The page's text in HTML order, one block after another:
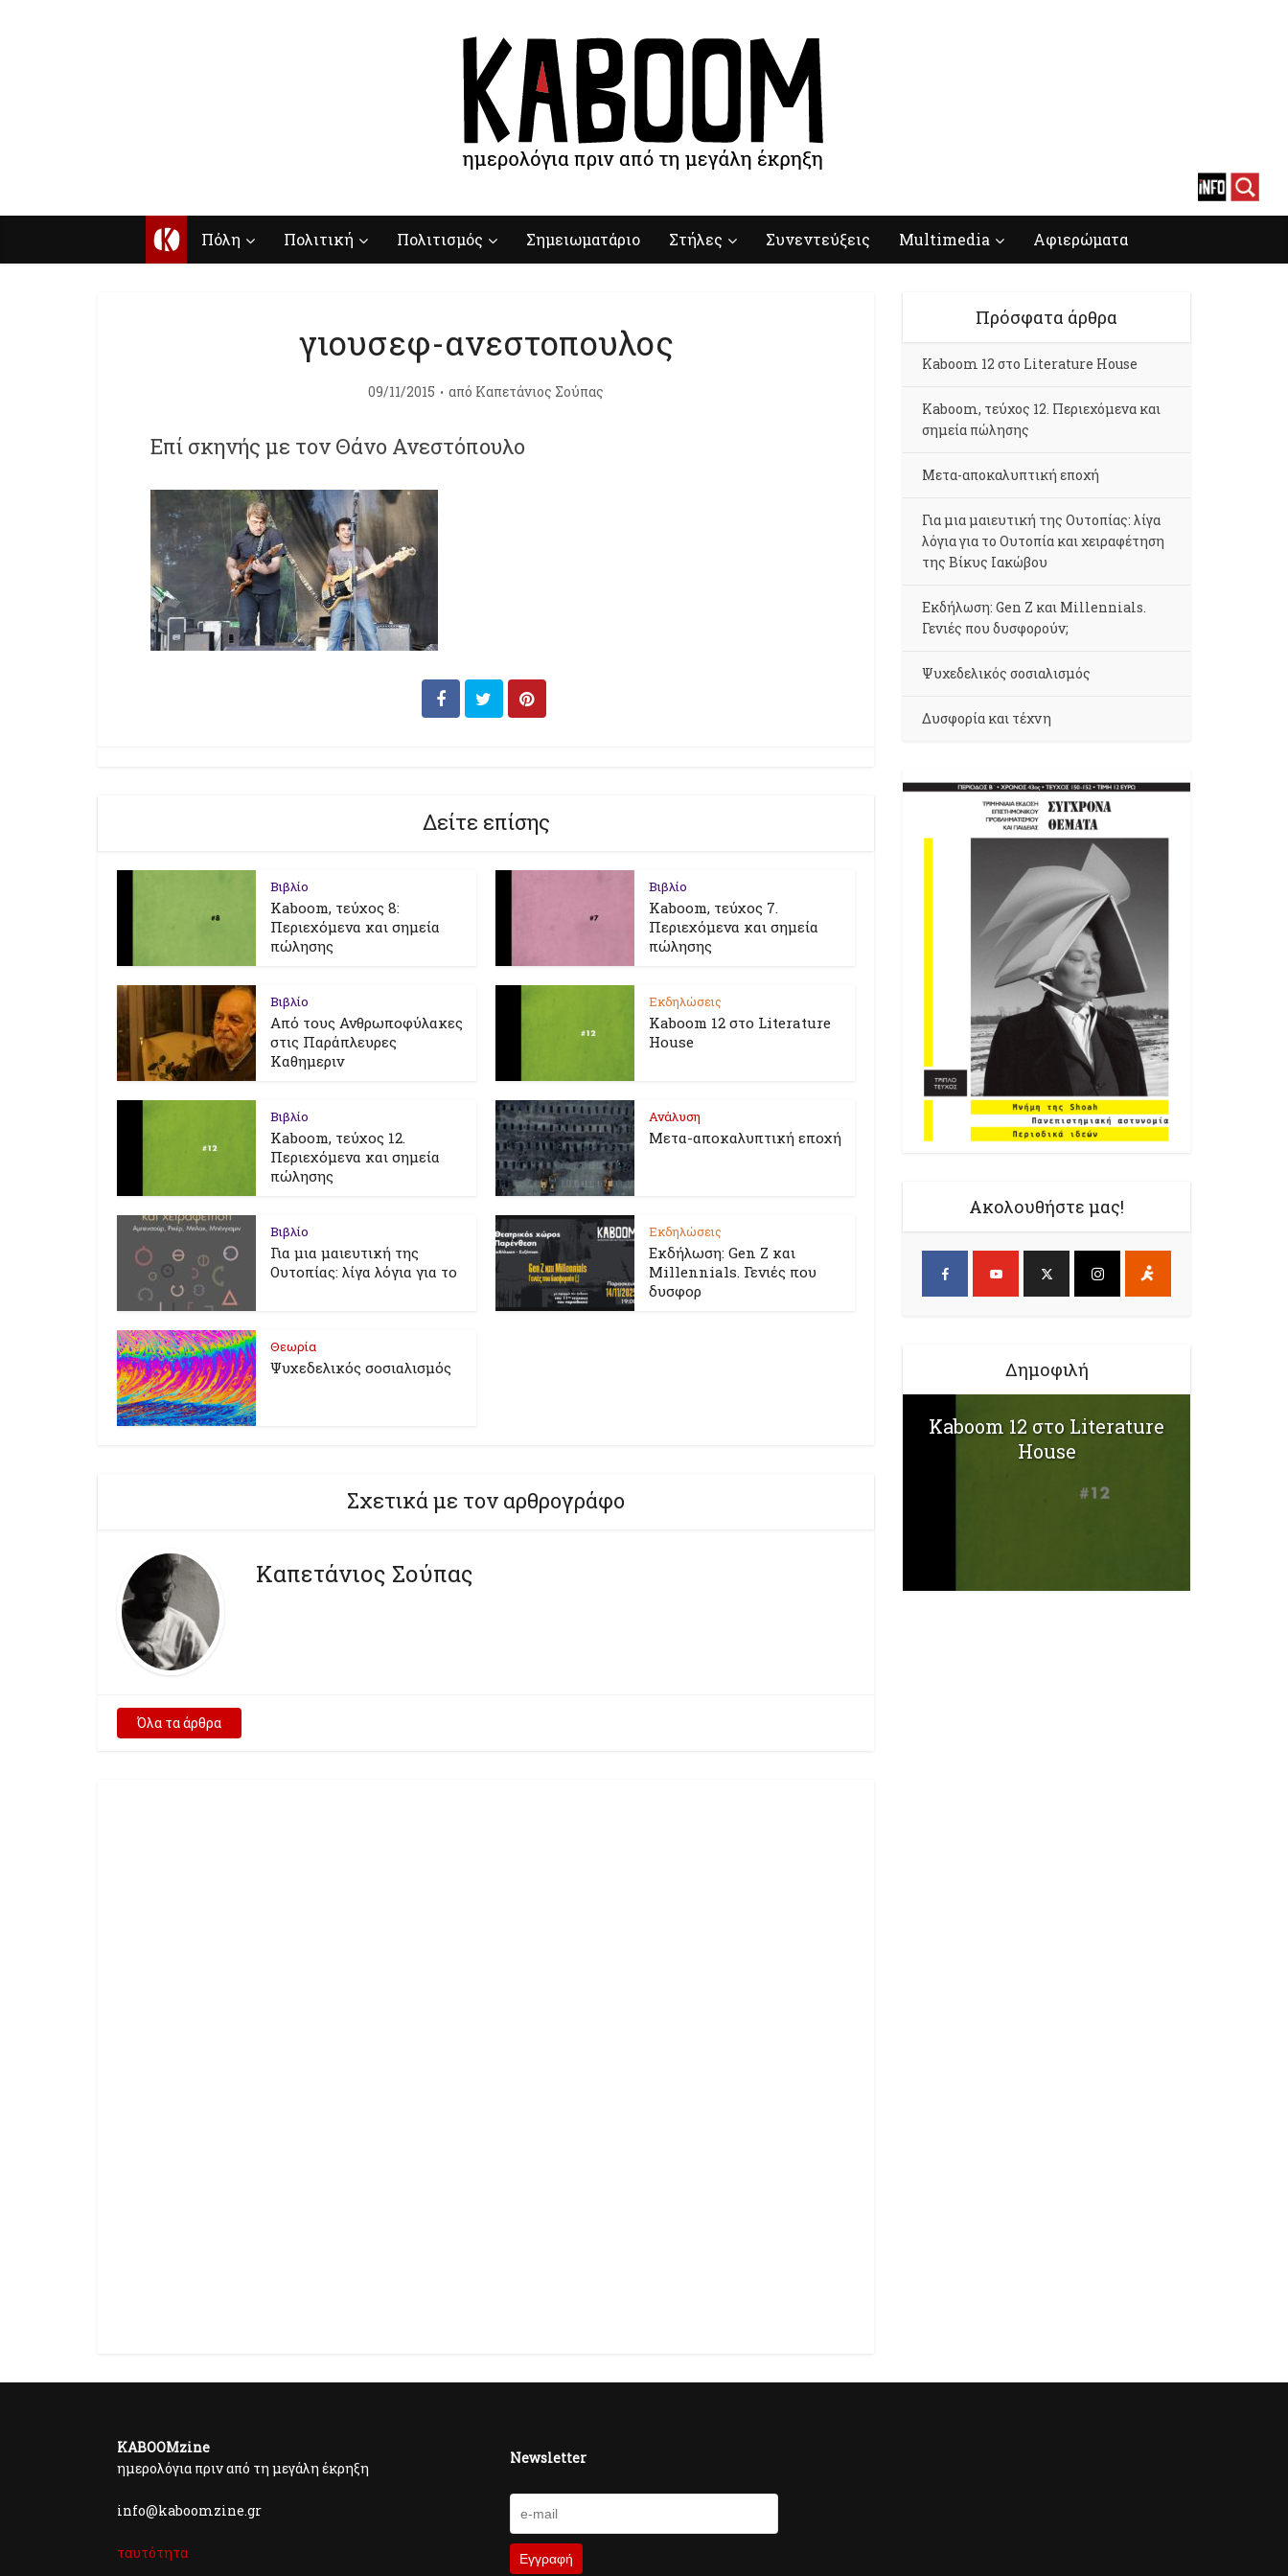
Κ Πόλη Πολιτική Πολιτισμός Σημειωματάριο Στήλες Συνεντεύξεις Multimedia Αφιερώματα
γιουσεφ-ανεστοπουλος
09/11/2015 από Καπετάνιος Σούπας
Επί σκηνής με τον Θάνο Ανεστόπουλο
Δείτε επίσης
Βιβλίο
Kaboom, τεύχος 8:
Περιεχόμενα και σημεία
πώλησης
Βιβλίο
Kaboom, τεύχος 7.
Περιεχόμενα και σημεία
πώλησης
Βιβλίο
Από τους Ανθρωποφύλακες
στις Παράπλευρες
Καθημεριν
Εκδηλώσεις
Kaboom 12 στο Literature
House
Βιβλίο
Kaboom, τεύχος 12.
Περιεχόμενα και σημεία
πώλησης
Ανάλυση
Μετα-αποκαλυπτική εποχή
Βιβλίο
Για μια μαιευτική της
Ουτοπίας: λίγα λόγια για το
Εκδηλώσεις
Εκδήλωση: Gen Z και
Millennials. Γενιές που
δυσφορ
Θεωρία
Ψυχεδελικός σοσιαλισμός
Σχετικά με τον αρθρογράφο
Καπετάνιος Σούπας
Όλα τα άρθρα
Πρόσφατα άρθρα
Kaboom 12 στο Literature House
Kaboom, τεύχος 12. Περιεχόμενα και
σημεία πώλησης
Μετα-αποκαλυπτική εποχή
Για μια μαιευτική της Ουτοπίας: λίγα
λόγια για το Ουτοπία και χειραφέτηση
της Βίκυς Ιακώβου
Εκδήλωση: Gen Z και Millennials.
Γενιές που δυσφορούν;
Ψυχεδελικός σοσιαλισμός
Δυσφορία και τέχνη
Ακολουθήστε μας!
Δημοφιλή
Kaboom 12 στο Literature
House
KABOOMzine
ημερολόγια πριν από τη μεγάλη έκρηξη
info@kaboomzine.gr
ταυτότητα
Newsletter